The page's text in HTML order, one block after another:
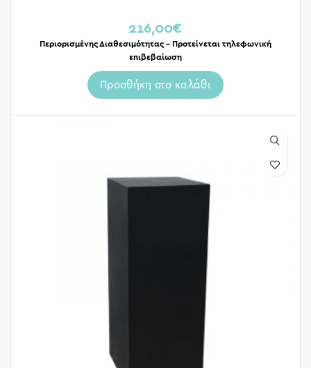
216,00€
Περιορισμένης Διαθεσιμότητας – Προτείνεται τηλεφωνική
επιβεβαίωση
Προσθήκη στο καλάθι